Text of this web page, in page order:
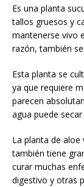
Es una planta
tallos gruesos y
mantenerse vivo
razón, también
Esta planta se
ya que requiere
parecen
agua puede
La planta de
también tiene
curar muchas
digestivo y otras